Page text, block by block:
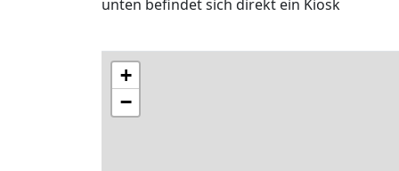
unten befindet sich direkt ein Kiosk
+
−